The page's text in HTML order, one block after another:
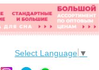
Select Language ▼